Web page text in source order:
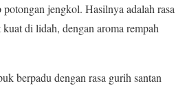
potongan jengkol. Hasilnya adalah rasa
di lidah, dengan aroma rempah
berpadu dengan rasa gurih santan